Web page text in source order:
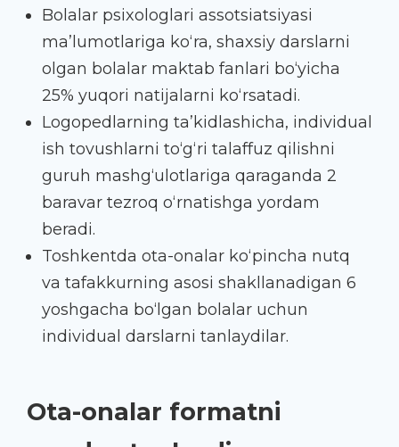
Bolalar psixologlari assotsiatsiyasi
ma’lumotlariga ko‘ra, shaxsiy darslarni
olgan bolalar maktab fanlari bo‘yicha
25% yuqori natijalarni ko‘rsatadi.
Logopedlarning ta’kidlashicha, individual
ish tovushlarni to‘g‘ri talaffuz qilishni
guruh mashg‘ulotlariga qaraganda 2
baravar tezroq o‘rnatishga yordam
beradi.
Toshkentda ota-onalar ko‘pincha nutq
va tafakkurning asosi shakllanadigan 6
yoshgacha bo‘lgan bolalar uchun
individual darslarni tanlaydilar.
Ota-onalar formatni